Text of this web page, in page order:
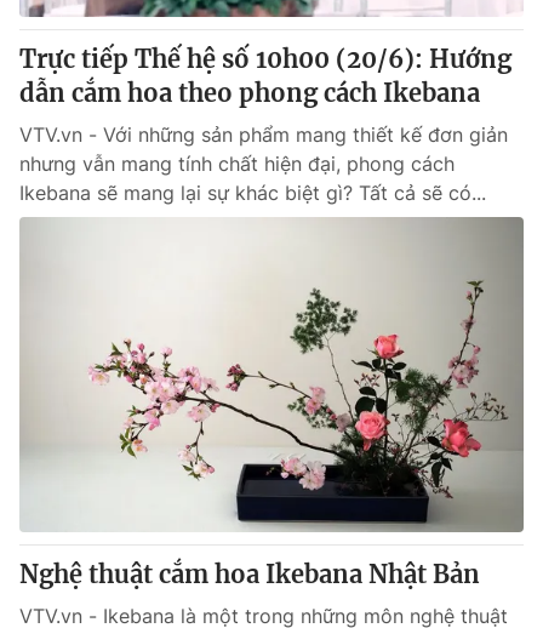
Giấy phép hoạt động báo in và báo điện tử số 483/GP-BTTTT
cấp ngày 29/12/2023
Tổng Biên tập:Vũ Thanh Thủy
Phó Tổng Biên tập:
Nguyễn Thị Mỹ Hạnh, Phạm Quốc Thắng,
Nguyễn Trọng Ninh
Tổng đài VTV:024.38 355 931 - 024.38 355 932
Ðiện thoại Thời báo VTV:024.66 897 897
® Cấm sao chép dưới mọi hình thức nếu không có sự chấp
Trực tiếp Thế hệ số 10h00 (20/6): Hướng
dẫn cắm hoa theo phong cách Ikebana
VTV.vn - Với những sản phẩm mang thiết kế đơn giản
nhưng vẫn mang tính chất hiện đại, phong cách
Ikebana sẽ mang lại sự khác biệt gì? Tất cả sẽ có...
Nghệ thuật cắm hoa Ikebana Nhật Bản
VTV.vn - Ikebana là một trong những môn nghệ thuật